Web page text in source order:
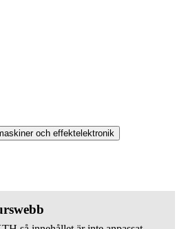
och effektelektronik